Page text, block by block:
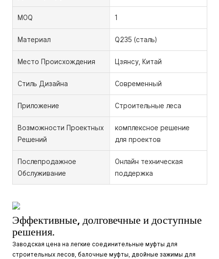
MOQ 1
Материал Q235 (сталь)
Место Происхождения Цзянсу, Китай
Стиль Дизайна Современный
Приложение Строительные леса
Возможности Проектных
Решений
комплексное решение
для проектов
Послепродажное
Обслуживание
Онлайн техническая
поддержка
Эффективные, долговечные и доступные
решения.
Заводская цена на легкие соединительные муфты для
строительных лесов, балочные муфты, двойные зажимы для